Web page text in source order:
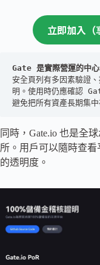
立即加入（
Gate 是實際營運的中心
安全頁列有多因素驗證
明。使用時仍應確認
避免把所有資產長期集中
同時，Gate.io 也是全
所。用戶可以隨時查
的透明度。